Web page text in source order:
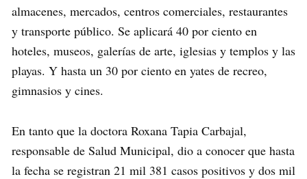
almacenes, mercados, centros comerciales, restaurantes
y transporte público. Se aplicará 40 por ciento en
hoteles, museos, galerías de arte, iglesias y templos y las
playas. Y hasta un 30 por ciento en yates de recreo,
gimnasios y cines.
En tanto que la doctora Roxana Tapia Carbajal,
responsable de Salud Municipal, dio a conocer que hasta
la fecha se registran 21 mil 381 casos positivos y dos mil